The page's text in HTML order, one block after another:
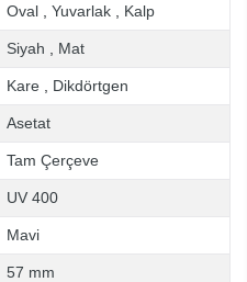
Oval Yuvarlak Kalp
Siyah Mat
Kare Dikdörtgen
Asetat
Tam Çerçeve
UV 400
Mavi
57 mm